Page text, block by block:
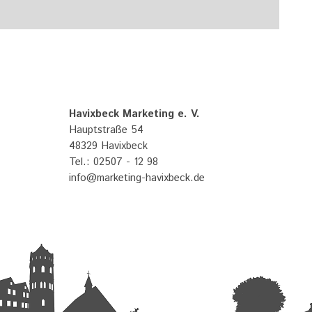
Havixbeck Marketing e. V.
Hauptstraße 54
48329 Havixbeck
Tel.: 02507 - 12 98
info@marketing-havixbeck.de